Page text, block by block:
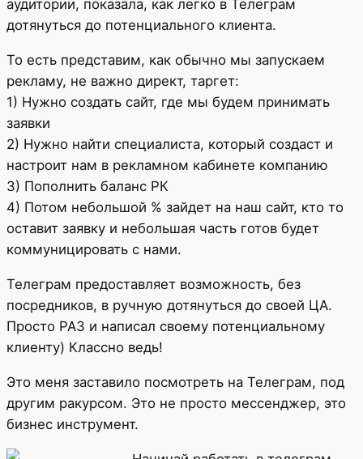
аудитории, показала, как легко в Телеграм
дотянуться до потенциального клиента.
То есть представим, как обычно мы запускаем
рекламу, не важно директ, таргет:
1) Нужно создать сайт, где мы будем принимать
заявки
2) Нужно найти специалиста, который создаст и
настроит нам в рекламном кабинете компанию
3) Пополнить баланс РК
4) Потом небольшой % зайдет на наш сайт, кто то
оставит заявку и небольшая часть готов будет
коммуницировать с нами.
Телеграм предоставляет возможность, без
посредников, в ручную дотянуться до своей ЦА.
Просто РАЗ и написал своему потенциальному
клиенту) Классно ведь!
Это меня заставило посмотреть на Телеграм, под
другим ракурсом. Это не просто мессенджер, это
бизнес инструмент.